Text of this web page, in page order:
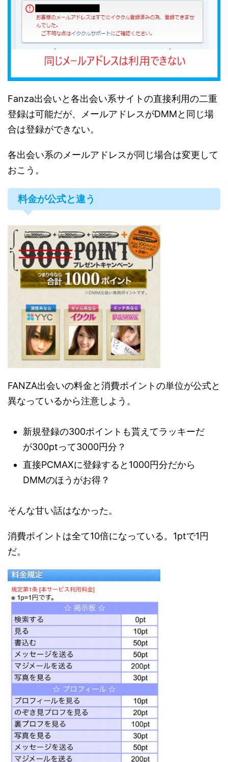
Fanza出会いと各出会い系サイトの直接利用の二重
登録は可能だが、メールアドレスがDMMと同じ場
合は登録ができない。
各出会い系のメールアドレスが同じ場合は変更して
おこう。
料金が公式と違う
FANZA出会いの料金と消費ポイントの単位が公式と
異なっているから注意しよう。
新規登録の300ポイントも貰えてラッキーだ
が300ptって3000円分？
直接PCMAXに登録すると1000円分だから
DMMのほうがお得？
そんな甘い話はなかった。
消費ポイントは全て10倍になっている。1ptで1円
だ。